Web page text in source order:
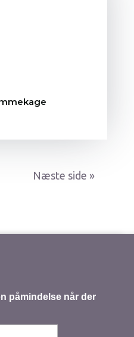
Næste poster »
påmindelse når der